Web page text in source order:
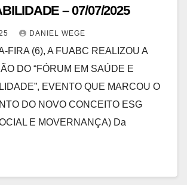
– 07/07/2025
DANIEL WEGE
FIRA (6), A FUABC REALIZOU A
DO “FÓRUM EM SAÚDE E
EVENTO QUE MARCOU O
DO NOVO CONCEITO ESG
E MOVERNANÇA) Da